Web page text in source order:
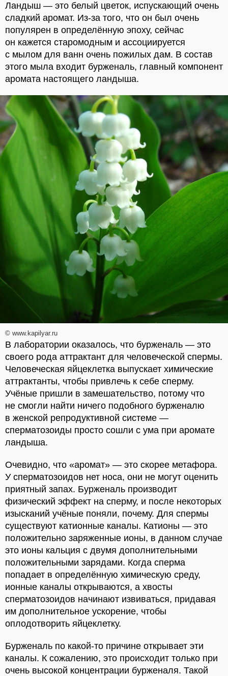
Ландыш — это белый цветок, испускающий очень
сладкий аромат. Из-за того, что он был очень
популярен в определённую эпоху, сейчас
он кажется старомодным и ассоциируется
с мылом для ванн очень пожилых дам. В состав
этого мыла входит бурженаль, главный компонент
аромата настоящего ландыша.
© www.kapilyar.ru
В лаборатории оказалось, что бурженаль — это
своего рода аттрактант для человеческой спермы.
Человеческая яйцеклетка выпускает химические
аттрактанты, чтобы привлечь к себе сперму.
Учёные пришли в замешательство, потому что
не смогли найти ничего подобного бурженалю
в женской репродуктивной системе —
сперматозоиды просто сошли с ума при аромате
ландыша.
Очевидно, что «аромат» — это скорее метафора.
У сперматозоидов нет носа, они не могут оценить
приятный запах. Бурженаль производит
физический эффект на сперму, и после некоторых
изысканий учёные поняли, почему. Для спермы
существуют катионные каналы. Катионы — это
положительно заряженные ионы, в данном случае
это ионы кальция с двумя дополнительными
положительными зарядами. Когда сперма
попадает в определённую химическую среду,
ионные каналы открываются, а хвосты
сперматозоидов начинают извиваться, придавая
им дополнительное ускорение, чтобы
оплодотворить яйцеклетку.
Бурженаль по какой-то причине открывает эти
каналы. К сожалению, это происходит только при
очень высокой концентрации бурженаля. Такой